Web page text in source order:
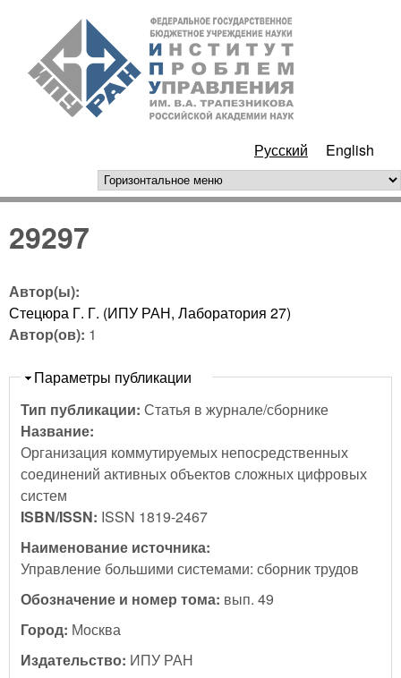
Перейти к основному
содержанию
РАН
Русский English
горизонтальное меню
29297
Автор(ы):
Стецюра Г. Г. (ИПУ РАН, Лаборатория 27)
Автор(ов): 1
Скрыть
Параметры публикации
Тип публикации: Статья в журнале/сборнике
Название:
Организация коммутируемых непосредственных
соединений активных объектов сложных цифровых
систем
ISBN/ISSN: ISSN 1819-2467
Наименование источника:
Управление большими системами: сборник трудов
Обозначение и номер тома: вып. 49
Город: Москва
Издательство: ИПУ РАН